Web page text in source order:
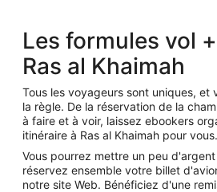
Les formules vol
Ras al Khaimah
Tous les voyageurs sont uniques, et
la règle. De la réservation de la
à faire et à voir, laissez ebookers
itinéraire à Ras al Khaimah pour vous.
Vous pourrez mettre un peu
réservez ensemble votre billet